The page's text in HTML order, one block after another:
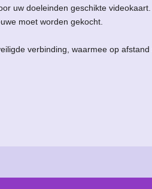
uw doeleinden geschikte videokaart.
moet worden gekocht.
verbinding, waarmee op afstand